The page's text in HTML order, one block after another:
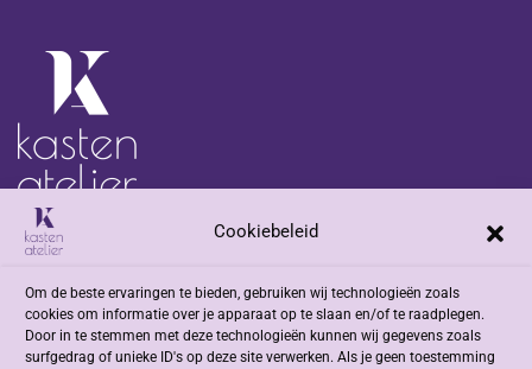
Cookiebeleid
Om de beste ervaringen te bieden, gebruiken wij technologieën zoals
cookies om informatie over je apparaat op te slaan en/of te raadplegen.
Door in te stemmen met deze technologieën kunnen wij gegevens zoals
surfgedrag of unieke ID's op deze site verwerken. Als je geen toestemming
Adres
Jacob Romenweg 2
6042 EZ Roermond